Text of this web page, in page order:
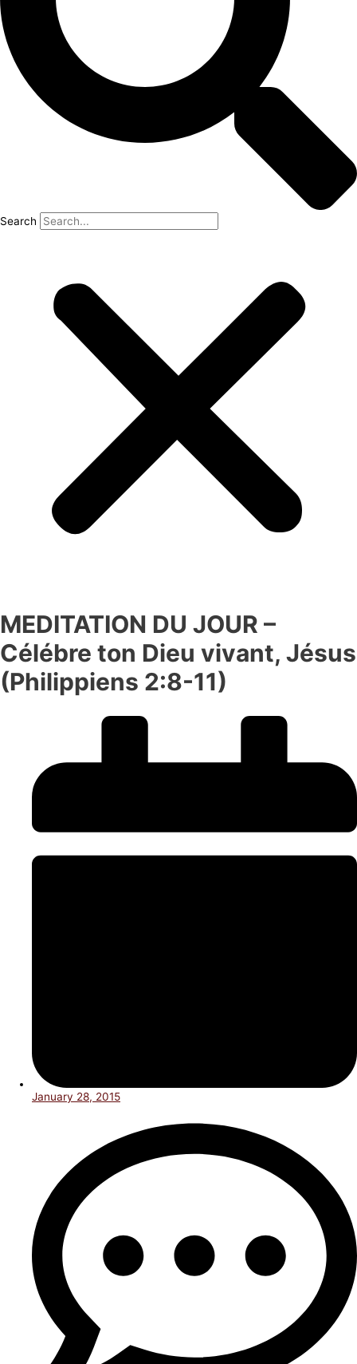
Search
MEDITATION DU JOUR –
Célébre ton Dieu vivant, Jésus
(Philippiens 2:8-11)
January 28, 2015